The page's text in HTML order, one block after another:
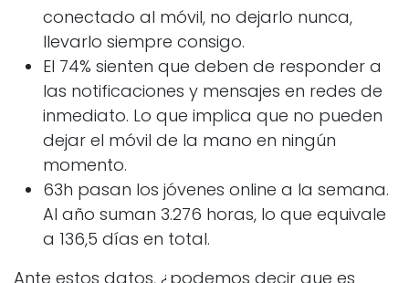
conectado al móvil, no dejarlo nunca,
llevarlo siempre consigo.
El 74% sienten que deben de responder a
las notificaciones y mensajes en redes de
inmediato. Lo que implica que no pueden
dejar el móvil de la mano en ningún
momento.
63h pasan los jóvenes online a la semana.
Al año suman 3.276 horas, lo que equivale
a 136,5 días en total.
Ante estos datos, ¿podemos decir que es